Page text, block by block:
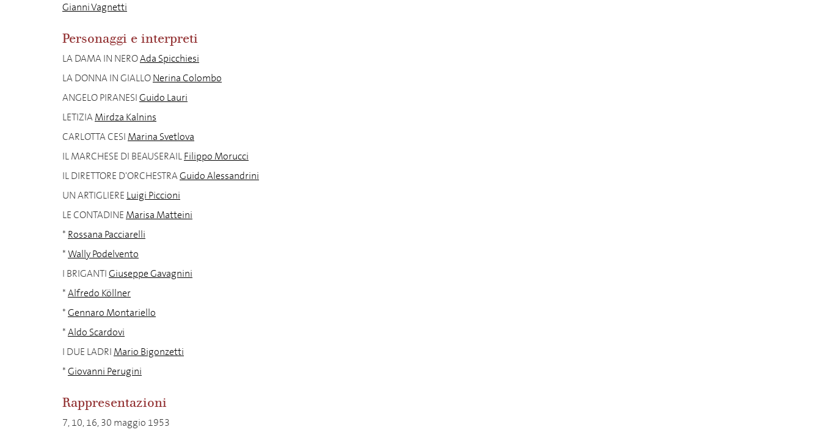
Gianni Vagnetti
Personaggi e interpreti
LA DAMA IN NEROAda Spicchiesi
LA DONNA IN GIALLONerina Colombo
ANGELO PIRANESIGuido Lauri
LETIZIAMirdza Kalnins
CARLOTTA CESI Marina Svetlova
IL MARCHESE DI BEAUSERAILFilippo Morucci
IL DIRETTORE D'ORCHESTRAGuido Alessandrini
UN ARTIGLIERE Luigi Piccioni
LE CONTADINE Marisa Matteini
* Rossana Pacciarelli
*Wally Podelvento
I BRIGANTIGiuseppe Gavagnini
*Alfredo Köllner
*Gennaro Montariello
*Aldo Scardovi
I DUE LADRI Mario Bigonzetti
*Giovanni Perugini
Rappresentazioni
7, 10, 16, 30 maggio 1953